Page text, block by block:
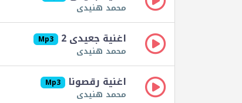
محمد هنيدى
اغنية جعيدى 2 Mp3
محمد هنيدى
اغنية رقصونا Mp3
محمد هنيدى